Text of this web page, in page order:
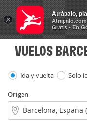
Vuelos
VUELOS
Ida y vuelta Solo
Origen
×
Atrápalo,
Atrapalo.com
Gratis - En